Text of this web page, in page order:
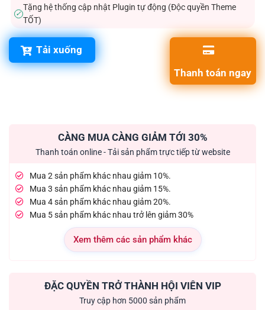
✓
Tặng hệ thống cập nhật Plugin tự động (Độc quyền Theme
TỐT)
Tải xuống
Thanh toán ngay
CÀNG MUA CÀNG GIẢM TỚI 30%
Thanh toán online - Tải sản phẩm trực tiếp từ website
Mua 2 sản phẩm khác nhau giảm 10%.
Mua 3 sản phẩm khác nhau giảm 15%.
Mua 4 sản phẩm khác nhau giảm 20%.
Mua 5 sản phẩm khác nhau trở lên giảm 30%
Xem thêm các sản phẩm khác
ĐẶC QUYỀN TRỞ THÀNH HỘI VIÊN VIP
Truy cập hơn 5000 sản phẩm